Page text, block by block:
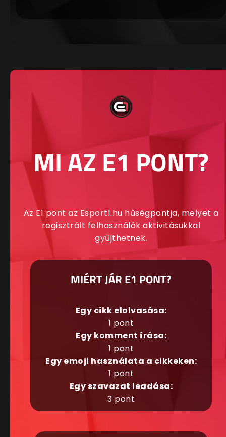
MI AZ E1 PONT?
Az E1 pont az Esport1.hu hűségpontja, melyet a
regisztrált felhasználók aktivitásukkal
gyűjthetnek.
MIÉRT JÁR E1 PONT?
Egy cikk elolvasása:
1 pont
Egy komment írása:
1 pont
Egy emoji használata a cikkeken:
1 pont
Egy szavazat leadása:
3 pont